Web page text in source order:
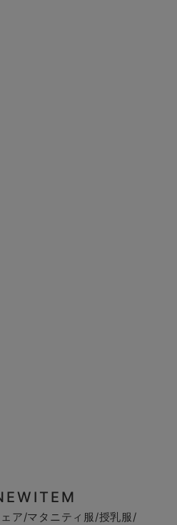
ア/マタニティ服/授乳服/